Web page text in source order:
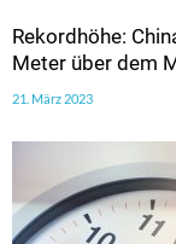
Rekordhöhe:
Meter über dem
21. März 2023